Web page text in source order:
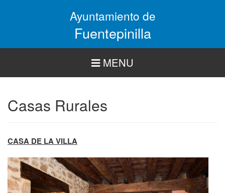
Ayuntamiento de
Fuentepinilla
MENU
Casas Rurales
CASA DE LA VILLA